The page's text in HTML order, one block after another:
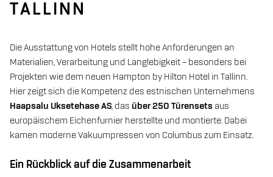
TALLINN
Die Ausstattung von Hotels stellt hohe Anforderungen an
Materialien, Verarbeitung und Langlebigkeit – besonders bei
Projekten wie dem neuen Hampton by Hilton Hotel in Tallinn.
Hier zeigt sich die Kompetenz des estnischen Unternehmens
Haapsalu Uksetehase AS, das über 250 Türensets aus
europäischem Eichenfurnier herstellte und montierte. Dabei
kamen moderne Vakuumpressen von Columbus zum Einsatz.
Ein Rückblick auf die Zusammenarbeit